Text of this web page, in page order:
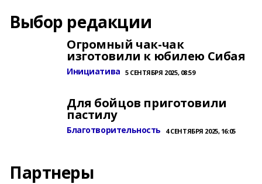
Выбор редакции
Огромный чак-чак
изготовили к юбилею Сибая
Инициатива 5 СЕНТЯБРЯ 2025, 08:59
Для бойцов приготовили
пастилу
Благотворительность 4 СЕНТЯБРЯ 2025, 16:05
Партнеры